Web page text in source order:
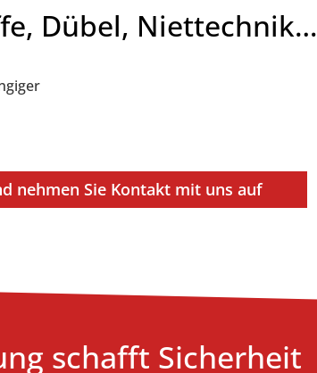
Dübel, Niettechnik…
nehmen Sie Kontakt mit uns auf
schafft Sicherheit